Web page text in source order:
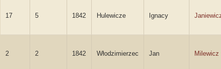
17 5 1842 Hulewicze Ignacy
2 2 1842 Włodzimierzec Jan Milewicz